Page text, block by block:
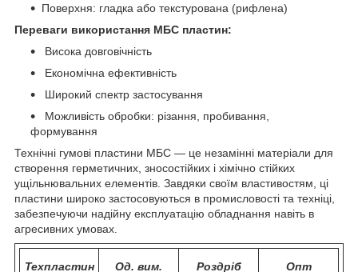
Поверхня: гладка або текстурована (рифлена)
Переваги використання МБС пластин:
Висока довговічність
Економічна ефективність
Широкий спектр застосування
Можливість обробки: різання, пробивання,
формування
Технічні гумові пластини МБС — це незамінні матеріали для
створення герметичних, зносостійких і хімічно стійких
ущільнювальних елементів. Завдяки своїм властивостям, ці
пластини широко застосовуються в промисловості та техніці,
забезпечуючи надійну експлуатацію обладнання навіть в
агресивних умовах.
Техпластин Од. вим. Роздріб Опт